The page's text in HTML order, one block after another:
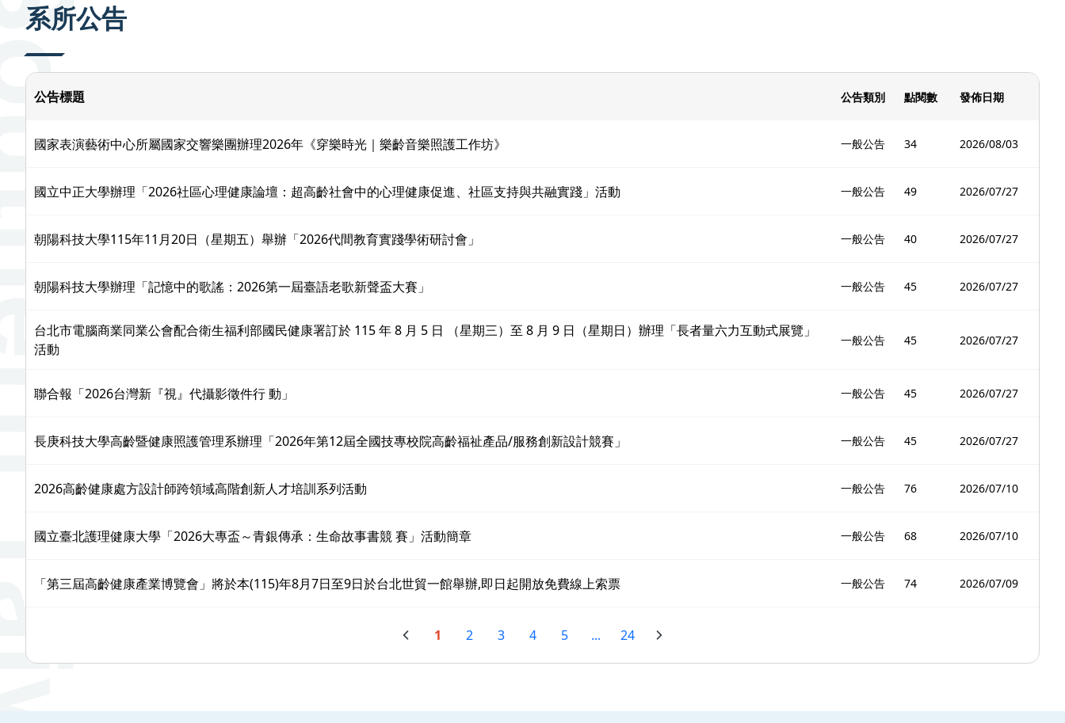
系所公告
公告標題 公告類別 點閱數 發佈日期
國家表演藝術中心所屬國家交響樂團辦理2026年《穿樂時光｜樂齡音樂照護工作坊》 一般公告 34 2026/08/03
國立中正大學辦理「2026社區心理健康論壇：超高齡社會中的心理健康促進、社區支持與共融實踐」活動 一般公告 49 2026/07/27
朝陽科技大學115年11月20日（星期五）舉辦「2026代間教育實踐學術研討會」 一般公告 40 2026/07/27
朝陽科技大學辦理「記憶中的歌謠：2026第一屆臺語老歌新聲盃大賽」 一般公告 45 2026/07/27
台北市電腦商業同業公會配合衛生福利部國民健康署訂於 115 年 8 月 5 日 （星期三）至 8 月 9 日（星期日）辦理「長者量六力互動式展覽」
活動
一般公告 45 2026/07/27
聯合報「2026台灣新『視』代攝影徵件行 動」 一般公告 45 2026/07/27
長庚科技大學高齡暨健康照護管理系辦理「2026年第12屆全國技專校院高齡福祉產品/服務創新設計競賽」 一般公告 45 2026/07/27
2026高齡健康處方設計師跨領域高階創新人才培訓系列活動 一般公告 76 2026/07/10
國立臺北護理健康大學「2026大專盃～青銀傳承：生命故事書競 賽」活動簡章 一般公告 68 2026/07/10
「第三屆高齡健康產業博覽會」將於本(115)年8月7日至9日於台北世貿一館舉辦,即日起開放免費線上索票 一般公告 74 2026/07/09
1 2 3 4 5 ... 24